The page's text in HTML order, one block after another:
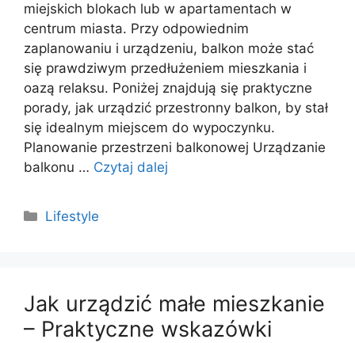
miejskich blokach lub w apartamentach w
centrum miasta. Przy odpowiednim
zaplanowaniu i urządzeniu, balkon może stać
się prawdziwym przedłużeniem mieszkania i
oazą relaksu. Poniżej znajdują się praktyczne
porady, jak urządzić przestronny balkon, by stał
się idealnym miejscem do wypoczynku.
Planowanie przestrzeni balkonowej Urządzanie
balkonu … Czytaj dalej
Kategorie
Lifestyle
Jak urządzić małe mieszkanie
– Praktyczne wskazówki